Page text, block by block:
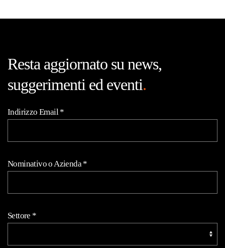
Resta aggiornato su news,
suggerimenti ed eventi.
Indirizzo Email*
Nominativo o Azienda*
Settore *